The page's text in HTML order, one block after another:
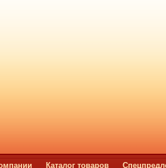
Каталог товаров